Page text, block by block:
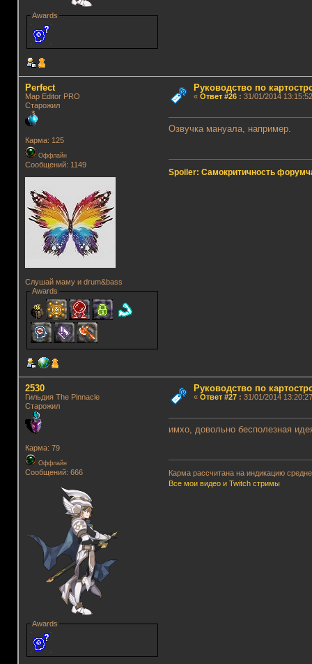
Awards
Perfect
Map Editor PRO
Старожил
Карма: 125
Оффлайн
Сообщений: 1149
Слушай маму и drum&bass
Awards
Руководство по
« Ответ #26: 31/01/2014
Озвучка мануала, например.
Spoiler: Самокритичность
2530
Гильдия The Pinnacle
Старожил
Карма: 79
Оффлайн
Сообщений: 666
Awards
Руководство по
« Ответ #27: 31/01/2014
имхо, довольно бесполезная
Карма рассчитана на индикацию
Все мои видео и Twitch стримы